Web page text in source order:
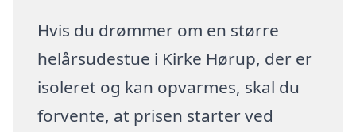
Hvis du drømmer om en større
helårsudestue i Kirke Hørup, der er
isoleret og kan opvarmes, skal du
forvente, at prisen starter ved